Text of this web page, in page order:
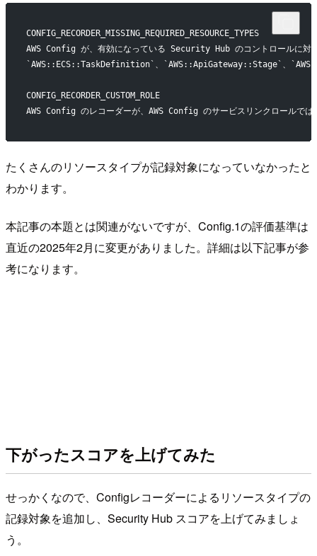
CONFIG_RECORDER_MISSING_REQUIRED_RESOURCE_TYPES
AWS Config が、有効になっている Security Hub のコントロールに対
`AWS::ECS::TaskDefinition`、`AWS::ApiGateway::Stage`、
CONFIG_RECORDER_CUSTOM_ROLE
AWS Config のレコーダーが、AWS Config のサービスリンクロールで
たくさんのリソースタイプが記録対象になっていなかったと
わかります。
本記事の本題とは関連がないですが、Config.1の評価基準は
直近の2025年2月に変更がありました。詳細は以下記事が参
考になります。
下がったスコアを上げてみた
せっかくなので、Configレコーダーによるリソースタイプの
記録対象を追加し、Security Hub スコアを上げてみましょ
う。